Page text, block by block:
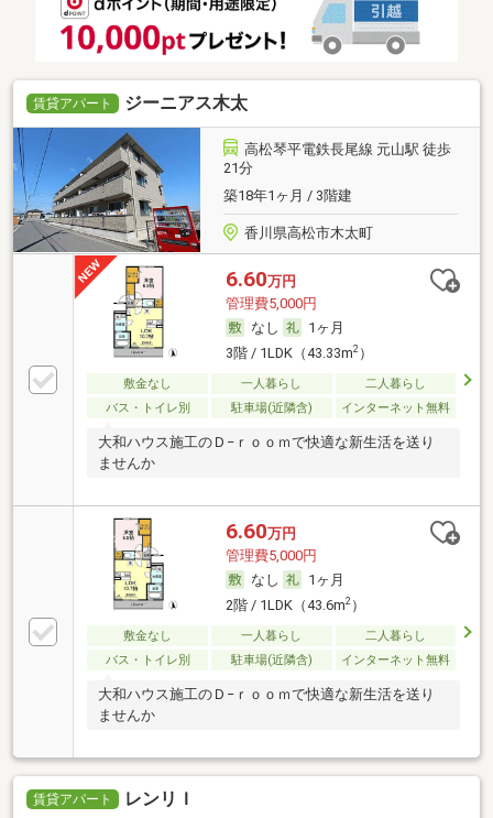
賃貸アパート ジーニアス木太
高松琴平電鉄長尾線 元山駅 徒歩
21分
築18年1ヶ月 / 3階建
香川県高松市木太町
6.60万円
管理費5,000円
なし
1ヶ月
3階 / 1LDK（43.33m2）
敷金なし 一人暮らし
二人暮らし
バス・トイレ別
駐車場(近隣含) インターネット無料
大和ハウス施工のＤ−ｒｏｏｍで快適な新生活を送り
ませんか
6.60万円
管理費5,000円
なし
1ヶ月
2階 / 1LDK（43.6m2）
敷金なし 一人暮らし
二人暮らし
バス・トイレ別
駐車場(近隣含) インターネット無料
大和ハウス施工のＤ−ｒｏｏｍで快適な新生活を送り
ませんか
賃貸アパート レンリＩ